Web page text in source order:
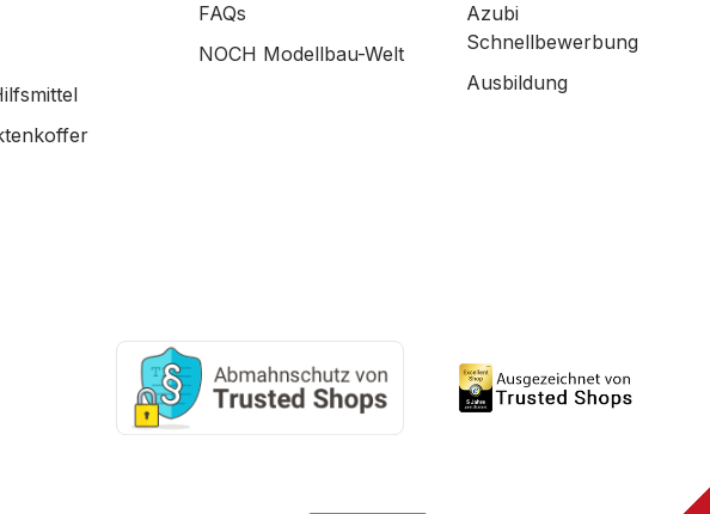
FAQs
NOCH Modellbau-Welt
Azubi
Schnellbewerbung
Ausbildung